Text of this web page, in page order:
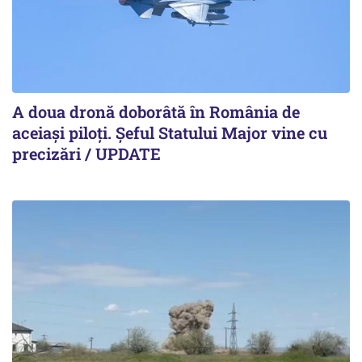
A doua dronă doborâtă în România de
aceiași piloți. Şeful Statului Major vine cu
precizări / UPDATE